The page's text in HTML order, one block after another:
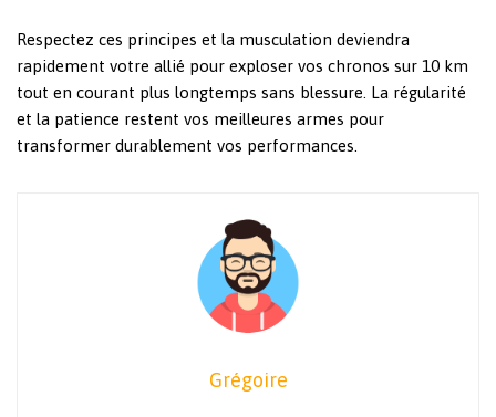
Respectez ces principes et la musculation deviendra
rapidement votre allié pour exploser vos chronos sur 10 km
tout en courant plus longtemps sans blessure. La régularité
et la patience restent vos meilleures armes pour
transformer durablement vos performances.
Grégoire